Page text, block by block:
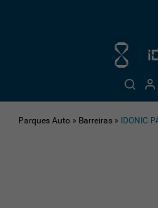
Parques Auto » Barreiras » IDONIC